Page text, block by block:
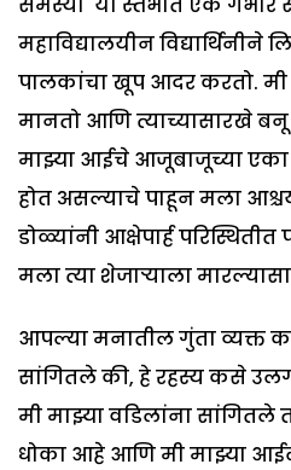
समस्या' या स्तंभात एक गंभीर
महाविद्यालयीन विद्यार्थिनीने
पालकांचा खूप आदर करतो. मी
मानतो आणि त्याच्यासारखे
माझ्या आईचे आजूबाजूच्या एका
होत असल्याचे पाहून मला
डोळ्यांनी आक्षेपार्ह
मला त्या शेजाऱ्याला
आपल्या मनातील गुंता व्यक्त
सांगितले की, हे रहस्य कसे
मी माझ्या वडिलांना सांगितले
धोका आहे आणि मी माझ्या